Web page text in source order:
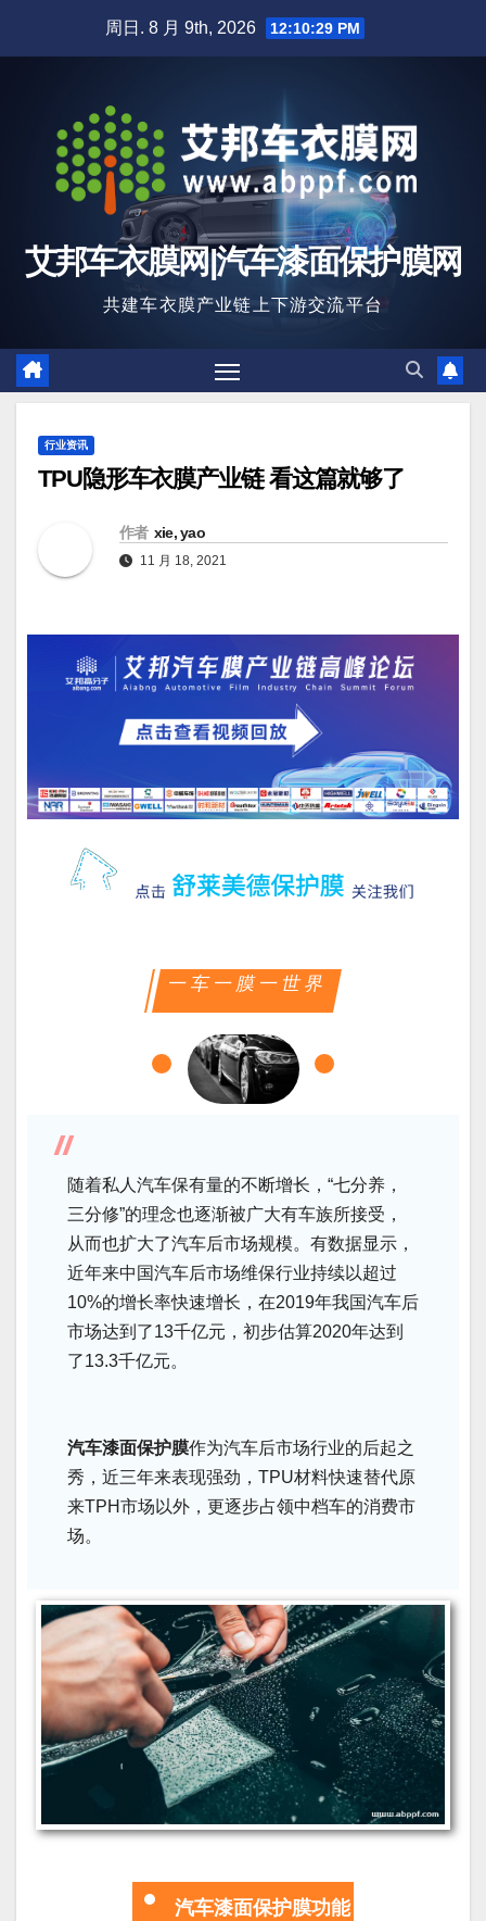
周日. 8 月 9th, 2026 12:10:30 PM
艾邦车衣膜网|汽车漆面保护膜网
共建车衣膜产业链上下游交流平台
行业资讯
TPU隐形车衣膜产业链 看这篇就够了
作者 xie, yao
11 月 18, 2021
一车一膜一世界
随着私人汽车保有量的不断增长，“七分养，
三分修”的理念也逐渐被广大有车族所接受，
从而也扩大了汽车后市场规模。有数据显示，
近年来中国汽车后市场维保行业持续以超过
10%的增长率快速增长，在2019年我国汽车后
市场达到了13千亿元，初步估算2020年达到
了13.3千亿元。
汽车漆面保护膜作为汽车后市场行业的后起之
秀，近三年来表现强劲，TPU材料快速替代原
来TPH市场以外，更逐步占领中档车的消费市
场。
汽车漆面保护膜功能